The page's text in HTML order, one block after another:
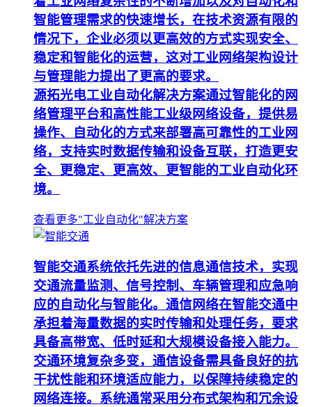
智能管理需求的快速增长，在技术资源有限的
情况下，企业必须以更高效的方式实现安全、
稳定和智能化的运营，这对工业网络架构设计
与管理能力提出了更高的要求。
源拓光电工业自动化解决方案通过智能化的网
络管理平台和高性能工业级网络设备，提供易
操作、自动化的方式来部署高可靠性的工业网
络，支持实时数据传输和设备互联，打造更安
全、更稳定、更高效、更智能的工业自动化环
境。
查看更多"工业自动化"解决方案
智能交通系统依托先进的信息通信技术，实现
交通流量监测、信号控制、车辆管理和应急响
应的自动化与智能化。通信网络在智能交通中
承担着海量数据的实时传输和处理任务，要求
具备高带宽、低时延和大规模设备接入能力。
交通环境复杂多变，通信设备需具备良好的抗
干扰性能和环境适应能力，以保障持续稳定的
网络连接。系统通常采用分布式架构和冗余设